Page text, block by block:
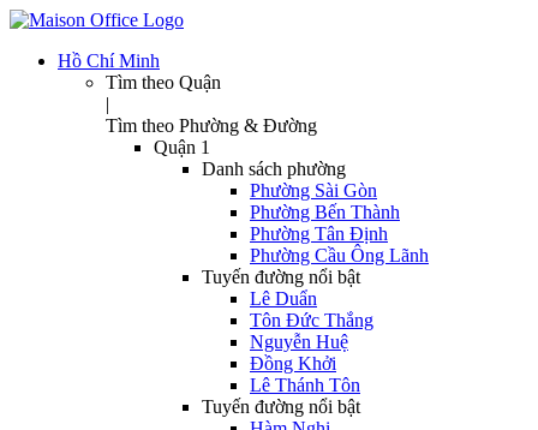
Hồ Chí Minh
Tìm theo Quận
|
Tìm theo Phường & Đường
Quận 1
Danh sách phường
Phường Sài Gòn
Phường Bến Thành
Phường Tân Định
Phường Cầu Ông Lãnh
Tuyến đường nổi bật
Lê Duẩn
Tôn Đức Thắng
Nguyễn Huệ
Đồng Khởi
Lê Thánh Tôn
Tuyến đường nổi bật